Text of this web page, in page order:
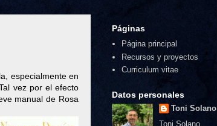
especialmente en
Tal vez por el efecto
manual de Rosa
Páginas
Página principal
Recursos y proyectos
Curriculum vitae
Datos personales
Toni Solano
Toni Solano,